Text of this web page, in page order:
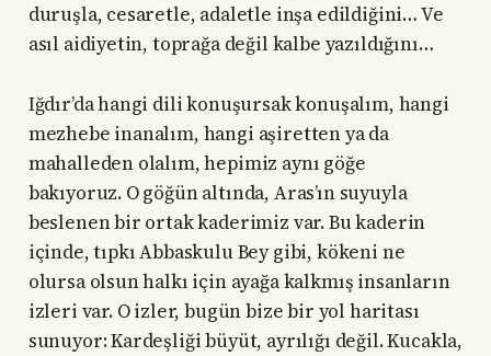
duruşla, cesaretle, adaletle inşa edildiğini… Ve
asıl aidiyetin, toprağa değil kalbe yazıldığını…
Iğdır’da hangi dili konuşursak konuşalım, hangi
mezhebe inanalım, hangi aşiretten ya da
mahalleden olalım, hepimiz aynı göğe
bakıyoruz. O göğün altında, Aras’ın suyuyla
beslenen bir ortak kaderimiz var. Bu kaderin
içinde, tıpkı Abbaskulu Bey gibi, kökeni ne
olursa olsun halkı için ayağa kalkmış insanların
izleri var. O izler, bugün bize bir yol haritası
sunuyor: Kardeşliği büyüt, ayrılığı değil. Kucakla,